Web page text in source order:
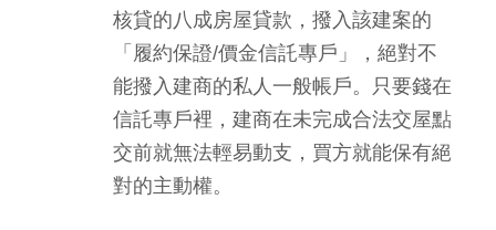
核貸的八成房屋貸款，撥入該建案的
「履約保證/價金信託專戶」，絕對不
能撥入建商的私人一般帳戶。只要錢在
信託專戶裡，建商在未完成合法交屋點
交前就無法輕易動支，買方就能保有絕
對的主動權。